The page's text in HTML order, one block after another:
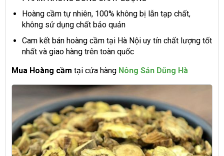
Hoàng cầm tự nhiên, 100% không bị lẫn tạp chất,
không sử dụng chất bảo quản
Cam kết bán hoàng cầm tại Hà Nội uy tín chất lượng tốt
nhất và giao hàng trên toàn quốc
Mua Hoàng cầm tại cửa hàng Nông Sản Dũng Hà